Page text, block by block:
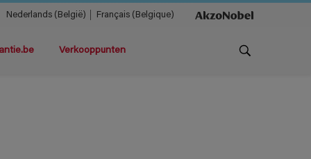
Nederlands (België) Français (Belgique)
Verkooppunten